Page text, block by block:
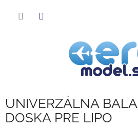
UNIVERZÁLNA
DOSKA PRE LIPO